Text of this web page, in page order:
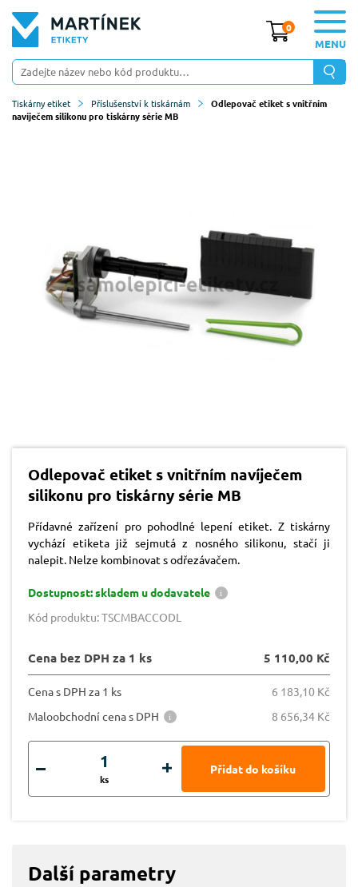
0
MENU
Tiskárny etiket Příslušenství k tiskárnám
Odlepovač etiket s vnitřním
navíječem silikonu pro tiskárny série MB
Odlepovač etiket s vnitřním navíječem
silikonu pro tiskárny série MB
Přídavné zařízení pro pohodlné lepení etiket. Z tiskárny
vychází etiketa již sejmutá z nosného silikonu, stačí ji
nalepit. Nelze kombinovat s odřezávačem.
Dostupnost: skladem u dodavatele
Kód produktu: TSCMBACCODL
Cena bez DPH za 1 ks 5 110,00 Kč
Cena s DPH za 1 ks
6 183,10 Kč
Maloobchodní cena s DPH
8 656,34 Kč
ks
Další parametry